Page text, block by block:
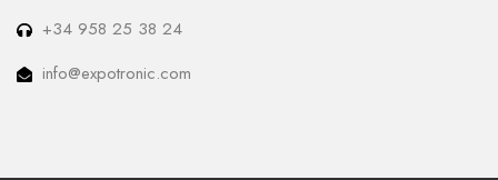
+34 958 25 38 24
info@expotronic.com